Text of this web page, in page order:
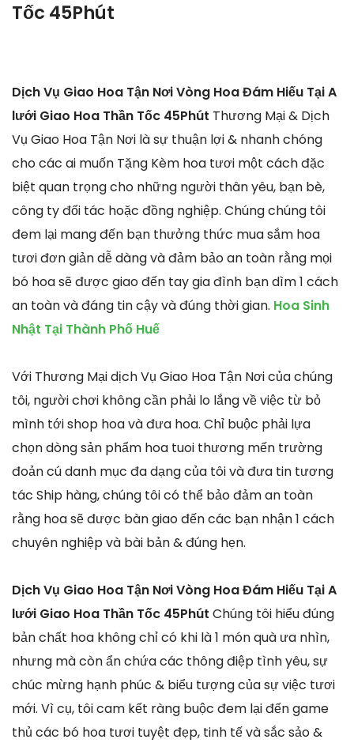
Tốc 45Phút
Dịch Vụ Giao Hoa Tận Nơi Vòng Hoa Đám Hiếu Tại A
lưới Giao Hoa Thần Tốc 45Phút Thương Mại & Dịch
Vụ Giao Hoa Tận Nơi là sự thuận lợi & nhanh chóng
cho các ai muốn Tặng Kèm hoa tươi một cách đặc
biệt quan trọng cho những người thân yêu, bạn bè,
công ty đối tác hoặc đồng nghiệp. Chúng chúng tôi
đem lại mang đến bạn thưởng thức mua sắm hoa
tươi đơn giản dễ dàng và đảm bảo an toàn rằng mọi
bó hoa sẽ được giao đến tay gia đình bạn dìm 1 cách
an toàn và đáng tin cậy và đúng thời gian. Hoa Sinh
Nhật Tại Thành Phố Huế
Với Thương Mại dịch Vụ Giao Hoa Tận Nơi của chúng
tôi, người chơi không cần phải lo lắng về việc từ bỏ
mình tới shop hoa và đưa hoa. Chỉ buộc phải lựa
chọn dòng sản phẩm hoa tuoi thương mến trường
đoản cú danh mục đa dạng của tôi và đưa tin tương
tác Ship hàng, chúng tôi có thể bảo đảm an toàn
rằng hoa sẽ được bàn giao đến các bạn nhận 1 cách
chuyên nghiệp và bài bản & đúng hẹn.
Dịch Vụ Giao Hoa Tận Nơi Vòng Hoa Đám Hiếu Tại A
lưới Giao Hoa Thần Tốc 45Phút Chúng tôi hiểu đúng
bản chất hoa không chỉ có khi là 1 món quà ưa nhìn,
nhưng mà còn ẩn chứa các thông điệp tình yêu, sự
chúc mừng hạnh phúc & biểu tượng của sự việc tươi
mới. Vì cụ, tôi cam kết ràng buộc đem lại đến game
thủ các bó hoa tươi tuyệt đẹp, tinh tế và sắc sảo &